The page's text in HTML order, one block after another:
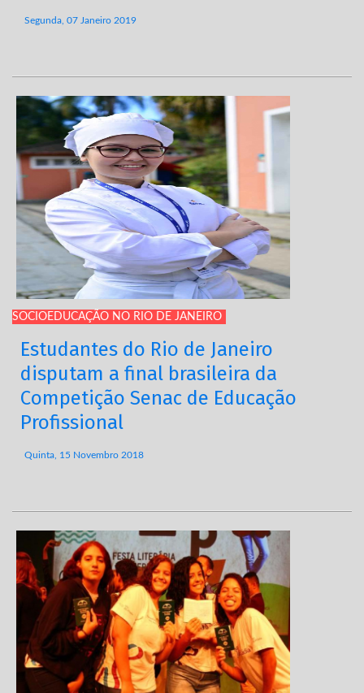
Segunda, 07 Janeiro 2019
SOCIOEDUCAÇÃO NO RIO DE JANEIRO
Estudantes do Rio de Janeiro
disputam a final brasileira da
Competição Senac de Educação
Profissional
Quinta, 15 Novembro 2018